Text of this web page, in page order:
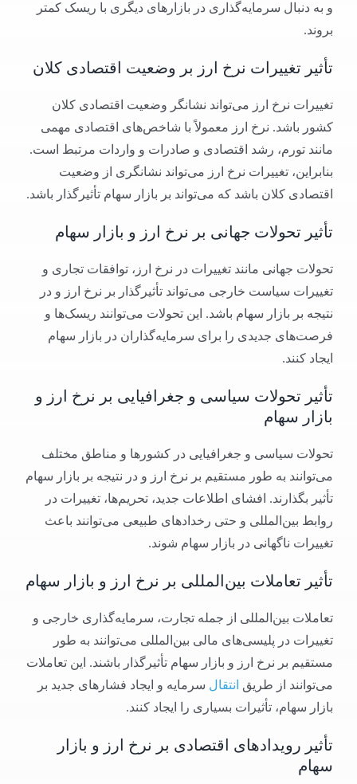
و به دنبال سرمایه‌گذاری در بازارهای دیگری با ریسک کمتر
بروند.
تأثیر تغییرات نرخ ارز بر وضعیت اقتصادی کلان
تغییرات نرخ ارز می‌تواند نشانگر وضعیت اقتصادی کلان
کشور باشد. نرخ ارز معمولاً با شاخص‌های اقتصادی مهمی
مانند تورم، رشد اقتصادی و صادرات و واردات مرتبط است.
بنابراین، تغییرات نرخ ارز می‌تواند نشانگری از وضعیت
اقتصادی کلان باشد که می‌تواند بر بازار سهام تأثیرگذار باشد.
تأثیر تحولات جهانی بر نرخ ارز و بازار سهام
تحولات جهانی مانند تغییرات در نرخ ارز، توافقات تجاری و
تغییرات سیاست خارجی می‌تواند تأثیرگذار بر نرخ ارز و در
نتیجه بر بازار سهام باشد. این تحولات می‌توانند ریسک‌ها و
فرصت‌های جدیدی را برای سرمایه‌گذاران در بازار سهام
ایجاد کنند.
تأثیر تحولات سیاسی و جغرافیایی بر نرخ ارز و
بازار سهام
تحولات سیاسی و جغرافیایی در کشورها و مناطق مختلف
می‌توانند به طور مستقیم بر نرخ ارز و در نتیجه بر بازار سهام
تأثیر بگذارند. افشای اطلاعات جدید، تحریم‌ها، تغییرات در
روابط بین‌المللی و حتی رخدادهای طبیعی می‌توانند باعث
تغییرات ناگهانی در بازار سهام شوند.
تأثیر تعاملات بین‌المللی بر نرخ ارز و بازار سهام
تعاملات بین‌المللی از جمله تجارت، سرمایه‌گذاری خارجی و
تغییرات در پلیسی‌های مالی بین‌المللی می‌توانند به طور
مستقیم بر نرخ ارز و بازار سهام تأثیرگذار باشند. این تعاملات
می‌توانند از طریق انتقال سرمایه و ایجاد فشارهای جدید بر
بازار سهام، تأثیرات بسیاری را ایجاد کنند.
تأثیر رویدادهای اقتصادی بر نرخ ارز و بازار
سهام